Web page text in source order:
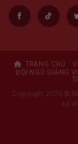
TRANG CHỦ
ĐỘI NGŨ GIẢNG
Copyright 2026 ©
kế